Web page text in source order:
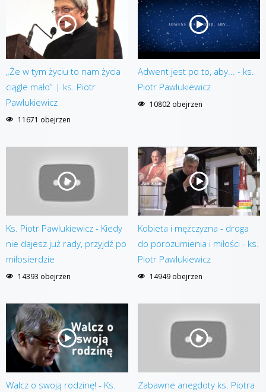
„Że w tym życiu to nam życia
ciągle mało” | ks. Piotr
Pawlukiewicz
11671 obejrzen
Adwent jest po to, aby... - ks.
Piotr Pawlukiewicz
10802 obejrzen
Ks. Piotr Pawlukiewicz - Kiedy
nie dajesz już rady, przyjdź po
miłosierdzie
14393 obejrzen
Kobieta i mężczyzna - droga
do porozumienia i miłości - ks.
Piotr Pawlukiewicz
14949 obejrzen
Walcz o swoją rodzinę! - Ks. Zabawne anegdoty ks. Piotra